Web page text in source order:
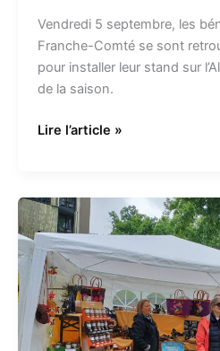
Vendredi 5 septembre, les
Franche-Comté se sont
pour installer leur stand sur
de la saison.
Lire l’article »
Amadea
au
festival
de
rue
de
Colmar